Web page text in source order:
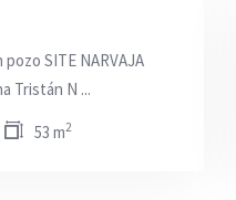
SITE NARVAJA
Tristán N ...
53 m2